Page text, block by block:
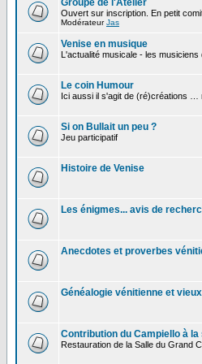
Groupe de l'Atelier
Ouvert sur inscription. En petit
ModérateurJas
Venise en musique
L'actualité musicale - les
Le coin Humour
Ici aussi il s'agit de (ré)créations …
Si on Bullait un peu ?
Jeu participatif
Histoire de Venise
Les énigmes... avis de
Anecdotes et proverbes
Généalogie vénitienne et
Contribution du Campiello à
Restauration de la Salle du Grand